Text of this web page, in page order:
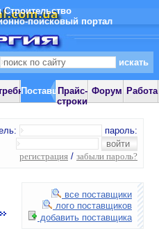
Строительство
поисковый портал
Поставщики
Прайс-
строки
Форум Работа
пароль:
регистрация / забыли пароль?
все поставщики
лого поставщиков
добавить поставщика